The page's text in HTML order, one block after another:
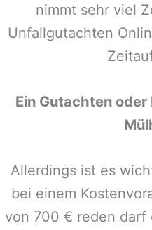
nimmt sehr viel
Unfallgutachten
Ein Gutachten
Allerdings ist es
bei einem
von 700 € reden darf